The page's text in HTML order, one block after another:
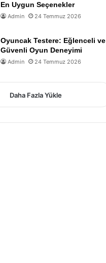
En Uygun Seçenekler
Admin 24 Temmuz 2026
Oyuncak Testere: Eğlenceli ve
Güvenli Oyun Deneyimi
Admin 24 Temmuz 2026
Daha Fazla Yükle